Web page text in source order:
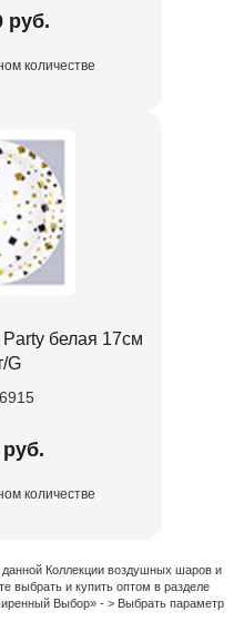
руб.
количестве
белая 17см
G
количестве
Коллекции воздушных шаров и
выбрать и купить оптом в разделе
Выбор» - > Выбрать параметр